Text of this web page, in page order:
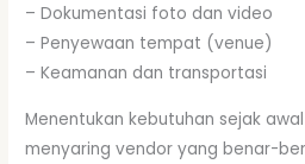
– Dokumentasi foto dan video
– Penyewaan tempat (venue)
– Keamanan dan transportasi
Menentukan kebutuhan sejak
menyaring vendor yang benar-